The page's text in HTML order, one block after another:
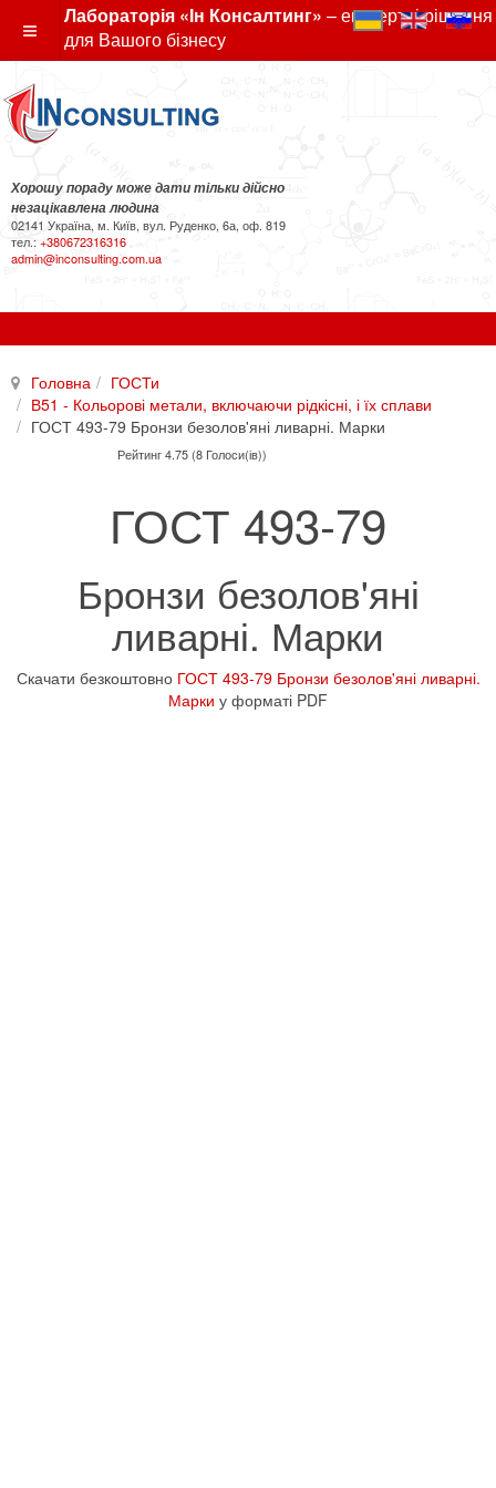
Лабораторія «Ін Консалтинг» – експертні рішення
для Вашого бізнесу
Хорошу пораду може дати тільки дійсно
незацікавлена людина
02141 Україна, м. Київ, вул. Руденко, 6а, оф. 819
тел.: +380672316316
admin@inconsulting.com.ua
Головна
ГОСТи
В51 - Кольорові метали, включаючи рідкісні, і їх сплави
ГОСТ 493-79 Бронзи безолов'яні ливарні. Марки
Рейтинг 4.75 (8 Голоси(ів))
ГОСТ 493-79
Бронзи безолов'яні
ливарні. Марки
Скачати безкоштовно ГОСТ 493-79 Бронзи безолов'яні ливарні.
Марки у форматі PDF